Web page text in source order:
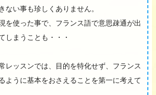
ない事も珍しくありません。
を使った事で、フランス語で意思疎通が出
しまうことも・・・
レッスンでは、目的を特化せず、フランス
ように基本をおさえることを第一に考えて